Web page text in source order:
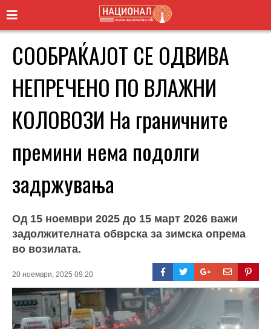
СООБРАЌАЈОТ СЕ ОДВИВА
НЕПРЕЧЕНО ПО ВЛАЖНИ
КОЛОВОЗИ На граничните
премини нема подолги
задржувања
Од 15 ноември 2025 до 15 март 2026 важи
задолжителната обврска за зимска опрема
во возилата.
20 ноември, 2025 09:20